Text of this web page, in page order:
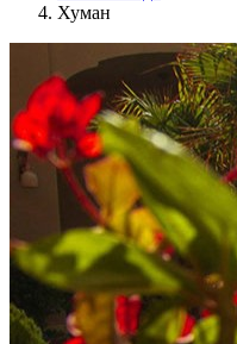
Хуман